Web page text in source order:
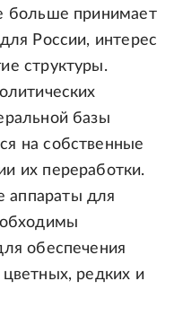
больше принимает
России, интерес
структуры.
базы
на собственные
их переработки.
аппараты для
обеспечения
редких и